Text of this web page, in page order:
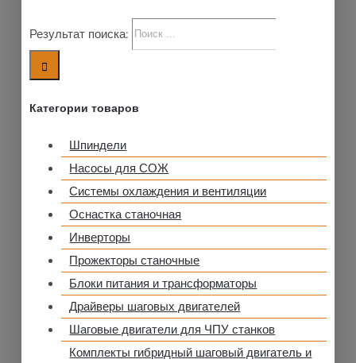
Результат поиска:
Категории товаров
Шпиндели
Насосы для СОЖ
Системы охлаждения и вентиляции
Оснастка станочная
Инверторы
Прожекторы станочные
Блоки питания и трансформаторы
Драйверы шаговых двигателей
Шаговые двигатели для ЧПУ станков
Комплекты гибридный шаговый двигатель и